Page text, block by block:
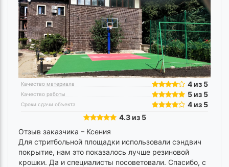
Качество материала 4 из 5
Качество работы 5 из 5
Сроки сдачи объекта
4 из 5
4.3 из 5
Отзыв заказчика – Ксения
Для стритбольной площадки использовали сэндвич
покрытие, нам это показалось лучше резиновой
крошки. Да и специалисты посоветовали. Спасибо, с